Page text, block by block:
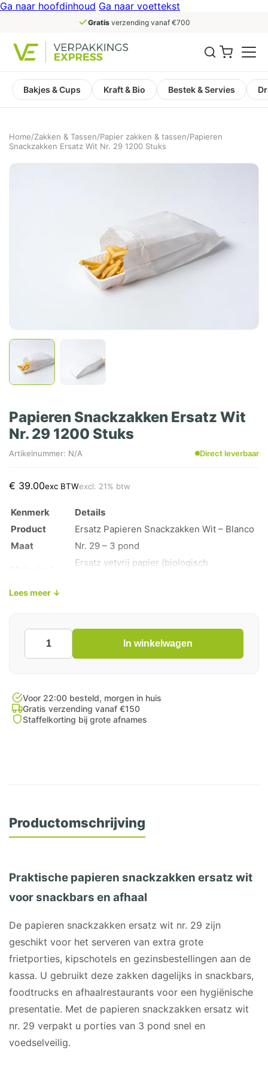
Ga naar hoofdinhoud Ga naar voettekst
Gratisverzending vanaf €700
Bakjes & Cups Kraft & Bio Bestek & Servies
Home/Zakken & Tassen/Papier zakken & tassen/Papieren
Snackzakken Ersatz Wit Nr. 29 1200 Stuks
Papieren Snackzakken Ersatz Wit
Nr. 29 1200 Stuks
Artikelnummer: N/A Direct leverbaar
€ 39.00exc BTWexcl. 21% btw
Kenmerk
Details
Product
Ersatz Papieren Snackzakken Wit – Blanco
Maat
Nr. 29 – 3 pond
Ersatz vetvrij papier (biologisch
Aantal per
Kenmerken
Vetvrij, voedselveilig en biologisch
afbreekbaar
Lees meer ↓
Papieren
Snackzakken
Nr.
29
1200
In winkelwagen
Voor 22:00 besteld, morgen in huis
Gratis verzending vanaf €150
Staffelkorting bij grote afnames
Productomschrijving
Praktische papieren snackzakken ersatz wit
voor snackbars en afhaal
De papieren snackzakken ersatz wit nr. 29 zijn
geschikt voor het serveren van extra grote
frietporties, kipschotels en gezinsbestellingen aan de
kassa. U gebruikt deze zakken dagelijks in snackbars,
foodtrucks en afhaalrestaurants voor een hygiënische
presentatie. Met de papieren snackzakken ersatz wit
nr. 29 verpakt u porties van 3 pond snel en
voedselveilig.